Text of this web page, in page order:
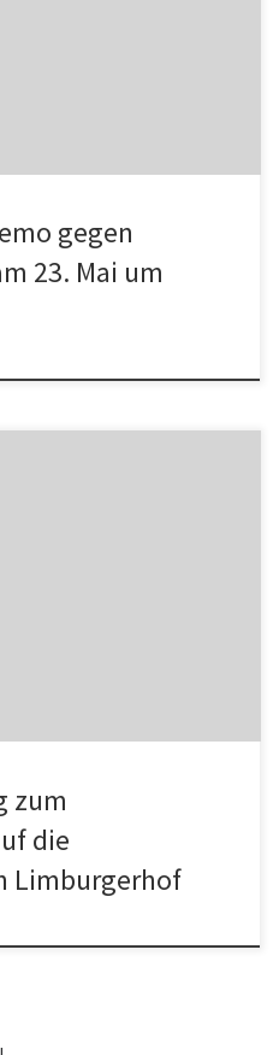
gegen
23. Mai um
zum
die
Limburgerhof